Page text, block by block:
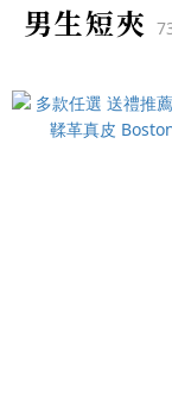
男生短夾